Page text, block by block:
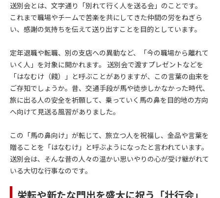
送別会とは、文字通り「別れて行く人を送る会」のことです。
これまで職場やチームで苦楽を共にしてきた仲間の労をねぎら
い、感謝の気持ちを伝えて送り出すことを目的としています。
定年退職や転職、別の支店への異動など、「今の職場から離れて
いく人」を対象に開かれます。 送別会で渡すプレゼントなどを
「はなむけ（餞）」と呼ぶことがありますが、この言葉の由来を
ご存知でしょうか。昔、交通手段が馬や徒歩しかなかった時代、
旅に出る人の安全を祈願して、乗っていく馬の鼻を目的地の方向
へ向けて見送る風習がありました。
この「馬の鼻向け」が転じて、旅立つ人を祝福し、金品や言葉を
贈ることを「はなむけ」と呼ぶようになったと言われています。
送別会は、そんな昔の人々の温かい思いやりの心が受け継がれて
いる大切な行事なのです。
栄転や新たな門出を盛大に祝う「壮行会」